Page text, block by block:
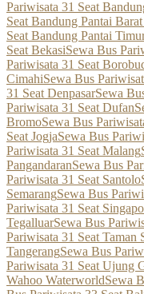
Pariwisata 31 Seat
Seat Bandung Pantai
Seat Bandung Pantai
Seat BekasiSewa Bus
Pariwisata 31 Seat
CimahiSewa Bus
31 Seat DenpasarSewa
Pariwisata 31 Seat Dufan
BromoSewa Bus
Seat JogjaSewa Bus
Pariwisata 31 Seat Malang
PangandaranSewa Bus
Pariwisata 31 Seat Santolo
SemarangSewa Bus
Pariwisata 31 Seat
TegalluarSewa Bus
Pariwisata 31 Seat Taman
TangerangSewa Bus
Pariwisata 31 Seat Ujung
Wahoo WaterworldSewa